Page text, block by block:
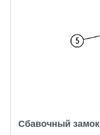
Сбавочный замок